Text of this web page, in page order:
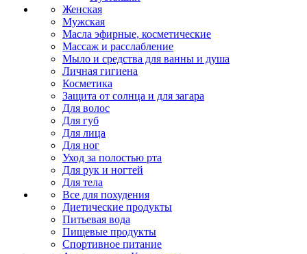
Женская
Мужская
Масла эфирные, косметические
Массаж и расслабление
Мыло и средства для ванны и душа
Личная гигиена
Косметика
Защита от солнца и для загара
Для волос
Для губ
Для лица
Для ног
Уход за полостью рта
Для рук и ногтей
Для тела
Все для похудения
Диетические продукты
Питьевая вода
Пищевые продукты
Спортивное питание